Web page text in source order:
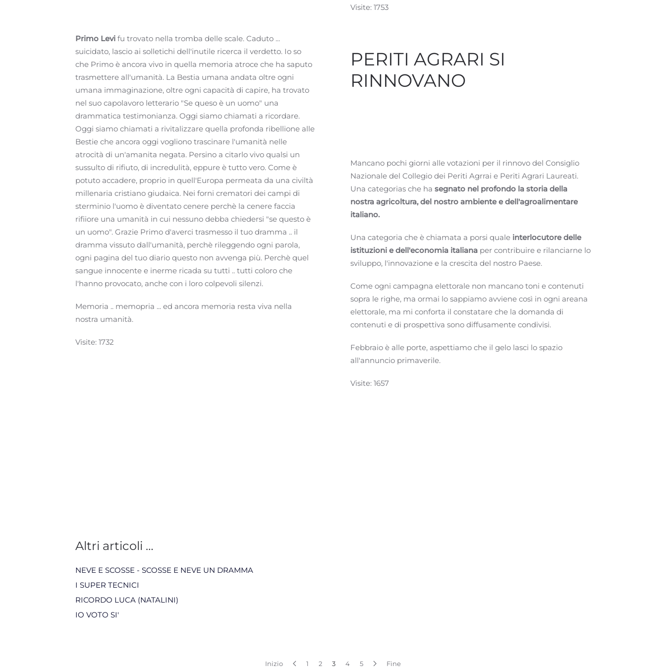
Visite: 1753
Primo Levi fu trovato nella tromba delle scale. Caduto ...
suicidato, lascio ai solletichi dell'inutile ricerca il verdetto. Io so
che Primo è ancora vivo in quella memoria atroce che ha saputo
trasmettere all'umanità. La Bestia umana andata oltre ogni
umana immaginazione, oltre ogni capacità di capire, ha trovato
nel suo capolavoro letterario "Se queso è un uomo" una
drammatica testimonianza. Oggi siamo chiamati a ricordare.
Oggi siamo chiamati a rivitalizzare quella profonda ribellione alle
Bestie che ancora oggi vogliono trascinare l'umanità nelle
atrocità di un'amanita negata. Persino a citarlo vivo qualsi un
sussulto di rifiuto, di incredulità, eppure è tutto vero. Come è
potuto accadere, proprio in quell'Europa permeata da una civiltà
millenaria cristiano giudaica. Nei forni crematori dei campi di
sterminio l'uomo è diventato cenere perchè la cenere faccia
rifiiore una umanità in cui nessuno debba chiedersi "se questo è
un uomo". Grazie Primo d'averci trasmesso il tuo dramma .. il
dramma vissuto dall'umanità, perchè rileggendo ogni parola,
ogni pagina del tuo diario questo non avvenga più. Perchè quel
sangue innocente e inerme ricada su tutti .. tutti coloro che
l'hanno provocato, anche con i loro colpevoli silenzi.
Memoria .. memopria ... ed ancora memoria resta viva nella
nostra umanità.
Visite: 1732
PERITI AGRARI SI
RINNOVANO
Mancano pochi giorni alle votazioni per il rinnovo del Consiglio
Nazionale del Collegio dei Periti Agrrai e Periti Agrari Laureati.
Una categorias che ha segnato nel profondo la storia della
nostra agricoltura, del nostro ambiente e dell'agroalimentare
italiano.
Una categoria che è chiamata a porsi quale interlocutore delle
istituzioni e dell'economia italiana per contribuire e rilanciarne lo
sviluppo, l'innovazione e la crescita del nostro Paese.
Come ogni campagna elettorale non mancano toni e contenuti
sopra le righe, ma ormai lo sappiamo avviene così in ogni areana
elettorale, ma mi conforta il constatare che la domanda di
contenuti e di prospettiva sono diffusamente condivisi.
Febbraio è alle porte, aspettiamo che il gelo lasci lo spazio
all'annuncio primaverile.
Visite: 1657
Altri articoli …
NEVE E SCOSSE - SCOSSE E NEVE UN DRAMMA
I SUPER TECNICI
RICORDO LUCA (NATALINI)
IO VOTO SI'
Inizio 1 2 3 4 5 Fine